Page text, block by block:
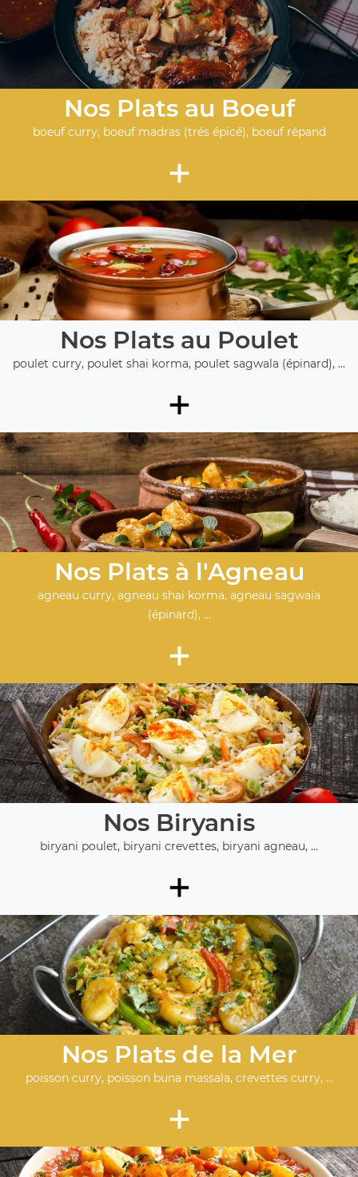
Nos Plats au Boeuf
boeuf curry, boeuf madras (trés épicé), boeuf répand
+
Nos Plats au Poulet
poulet curry, poulet shai korma, poulet sagwala (épinard), ...
+
Nos Plats à l'Agneau
agneau curry, agneau shai korma, agneau sagwaia
(épinard), ...
+
Nos Biryanis
biryani poulet, biryani crevettes, biryani agneau, ...
+
Nos Plats de la Mer
poisson curry, poisson buna massala, crevettes curry, ...
+